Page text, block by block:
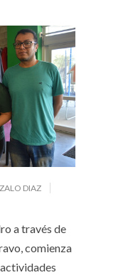
DIAZ
a través de
comienza